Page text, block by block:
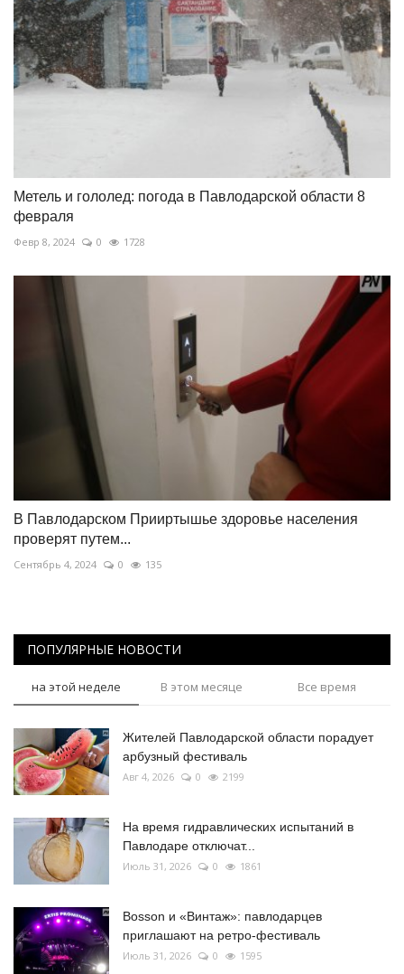
Метель и гололед: погода в Павлодарской области 8
февраля
Февр 8, 2024 0 1728
В Павлодарском Прииртышье здоровье населения
проверят путем...
Сентябрь 4, 2024 0 135
ПОПУЛЯРНЫЕ НОВОСТИ
на этой неделе В этом месяце Все время
Жителей Павлодарской области порадует
арбузный фестиваль
Авг 4, 2026 0 2199
На время гидравлических испытаний в
Павлодаре отключат...
Июль 31, 2026 0 1861
Bosson и «Винтаж»: павлодарцев
приглашают на ретро-фестиваль
Июль 31, 2026 0 1595